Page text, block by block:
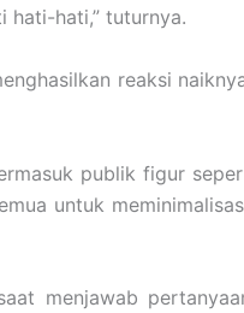
hati-hati,” tuturnya.
reaksi
publik figur
untuk
menjawab